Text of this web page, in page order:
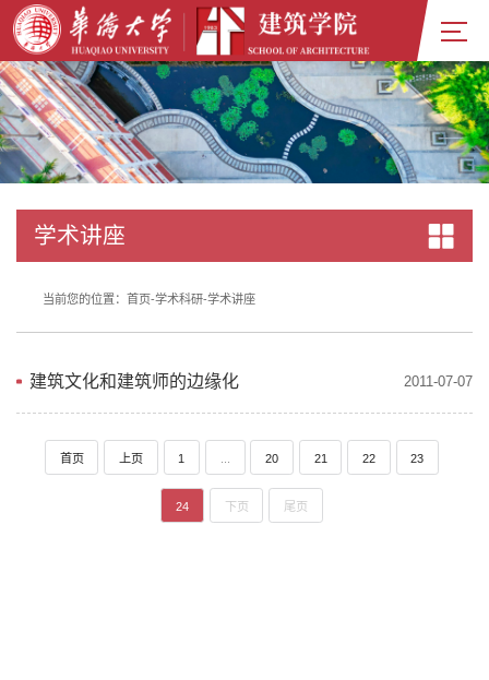
学术讲座
当前您的位置： 首页-学术科研-学术讲座
建筑文化和建筑师的边缘化 2011-07-07
首页 上页 1 20 21 22 23
24 下页 尾页